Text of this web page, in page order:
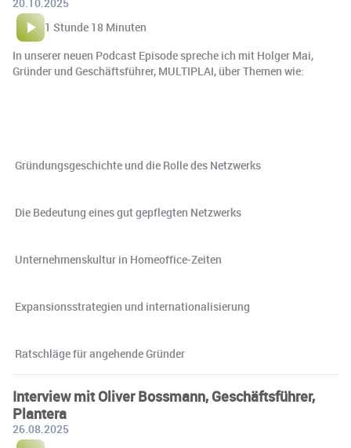
1 Stunde 18 Minuten
In unserer neuen Podcast Episode spreche ich mit Holger Mai,
Gründer und Geschäftsführer, MULTIPLAI, über Themen wie:
️ Gründungsgeschichte und die Rolle des Netzwerks
️ Die Bedeutung eines gut gepflegten Netzwerks
️ Unternehmenskultur in Homeoffice-Zeiten
️ Expansionsstrategien und internationalisierung
️ Ratschläge für angehende Gründer
Interview mit Oliver Bossmann, Geschäftsführer,
Plantera
26.08.2025